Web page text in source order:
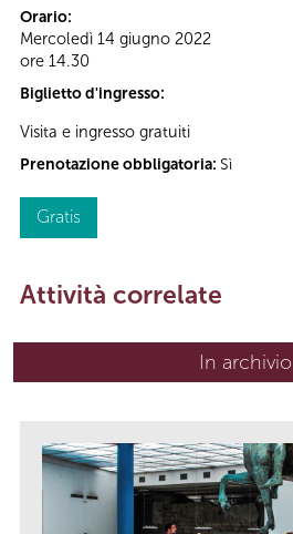
Orario:
Mercoledì 14 giugno 2022
ore 14.30
Biglietto d'ingresso:
Visita e ingresso gratuiti
Prenotazione obbligatoria: Sì
Gratis
Attività correlate
In archivio